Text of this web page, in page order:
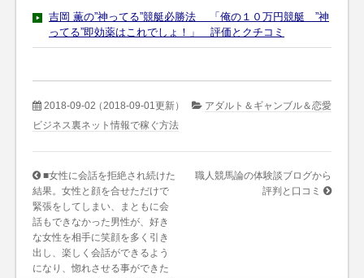
吉岡 薫の”神ってる”競艇必勝法 「俺の１０万円競艇 ”神
ってる”即効薬はこれでしょ！」 評価とクチコミ
2018-09-02（2018-09-01更新）
アダルト＆ギャンブル＆恋愛
ビジネス裏ネット情報で稼ぐ方法
■女性に会話を拒絶され続けた
結果。女性と顔を合せただけで
緊張をしてしまい、まともに会
話もできなかった男性が、好き
な女性を相手に笑顔を多く引き
出し、楽しく会話ができるよう
になり、惚れさせる事ができた
職人競馬論の体験談ブログから
評判と口コミ